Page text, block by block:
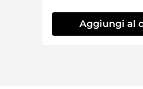
Aggiungi al